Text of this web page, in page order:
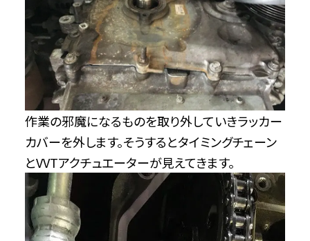
作業の邪魔になるものを取り外していきラッカー
カバーを外します。そうするとタイミングチェーン
とVVTアクチュエーターが見えてきます。